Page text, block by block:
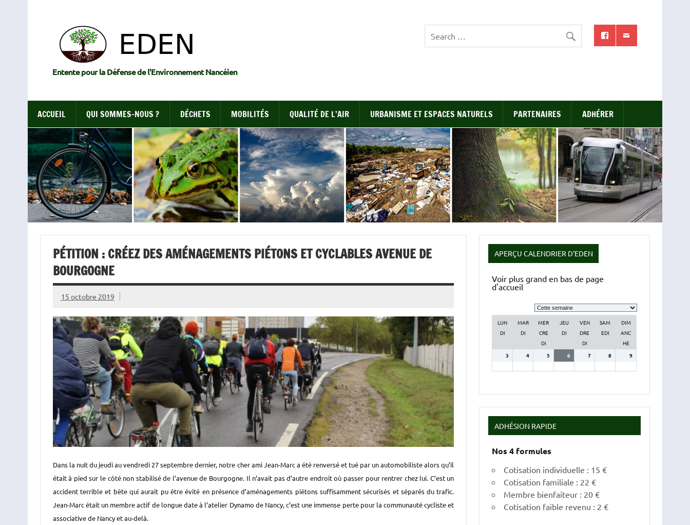
Entente pour la Défense de l'Environnement Nancéien
ACCUEIL QUI SOMMES-NOUS ? DÉCHETS MOBILITÉS QUALITÉ DE L’AIR URBANISME ET ESPACES NATURELS PARTENAIRES ADHÉRER
PÉTITION : CRÉEZ DES AMÉNAGEMENTS PIÉTONS ET CYCLABLES AVENUE DE
BOURGOGNE
15 octobre 2019
Dans la nuit du jeudi au vendredi 27 septembre dernier, notre cher ami Jean-Marc a été renversé et tué par un automobiliste alors qu’il
était à pied sur le côté non stabilisé de l’avenue de Bourgogne. Il n’avait pas d’autre endroit où passer pour rentrer chez lui. C’est un
accident terrible et bête qui aurait pu être évité en présence d’aménagements piétons suffisamment sécurisés et séparés du trafic.
Jean-Marc était un membre actif de longue date à l’atelier Dynamo de Nancy, c’est une immense perte pour la communauté cycliste et
associative de Nancy et au-delà.
APERÇU CALENDRIER D'EDEN
Voir plus grand en bas de page
d'accueil
la
semaine
LUN
DI
MAR
DI
MER
CRE
DI
JEU
DI
VEN
DRE
DI
SAM
EDI
DIM
ANC
HE
3
4 5 6 7 8 9
ADHÉSION RAPIDE
Nos 4 formules
Cotisation individuelle : 15 €
Cotisation familiale : 22 €
Membre bienfaiteur : 20 €
Cotisation faible revenu : 2 €